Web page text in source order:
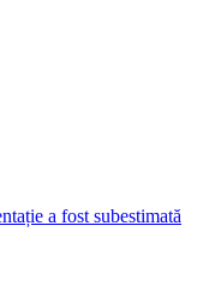
a fost subestimată